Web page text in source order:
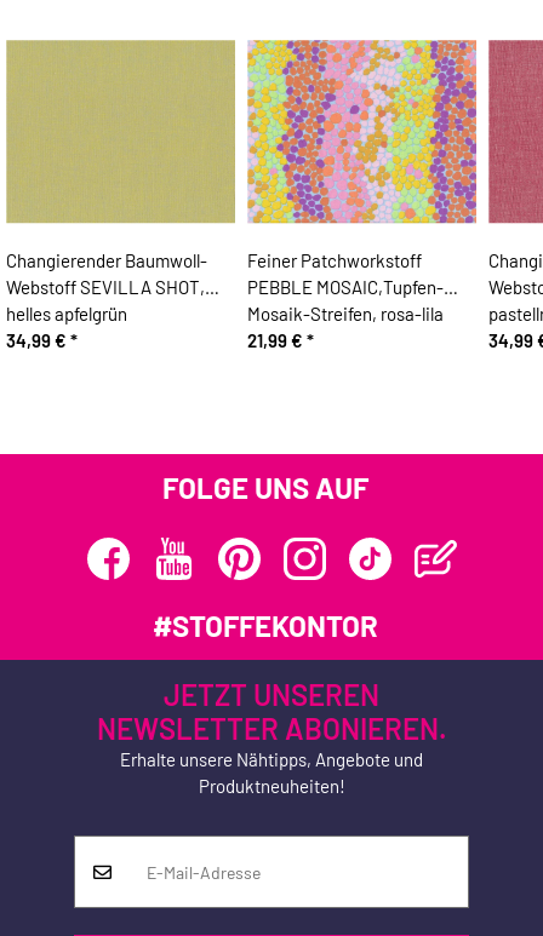
Changierender Baumwoll-
Webstoff SEVILLA SHOT,
helles apfelgrün
34,99 € *
Feiner Patchworkstoff
PEBBLE MOSAIC,Tupfen-
Mosaik-Streifen, rosa-lila
21,99 € *
34,99
FOLGE UNS AUF
#STOFFEKONTOR
JETZT UNSEREN
NEWSLETTER ABONIEREN.
Erhalte unsere Nähtipps, Angebote und
Produktneuheiten!